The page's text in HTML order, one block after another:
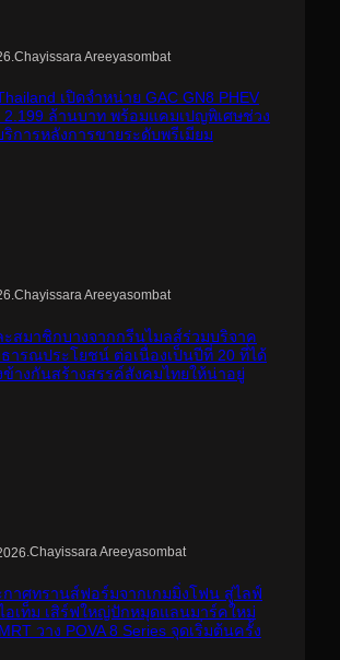
Chayissara Areeyasombat
เปิดจำหน่าย GAC GN8 PHEV
2.199 ล้านบาท พร้อมแคมเปญพิเศษช่วง
ริการหลังการขายระดับพรีเมียม
.Chayissara Areeyasombat
ะสมาชิกบางจากกรีนไมลส์ร่วมบริจาค
ารณประโยชน์ ต่อเนื่องเป็นปีที่ 20 ที่ได้
ข้างกันสร้างสรรค์สังคมไทยให้น่าอยู่
.Chayissara Areeyasombat
กาศทรานส์ฟอร์มจากเกมมิ่งโฟน สู่ไลฟ์
เท็ม เสิร์ฟใหญ่ปักหมุดแลนมาร์คใหม่
วาง POVA 8 Series จุดเริ่มต้นครั้ง